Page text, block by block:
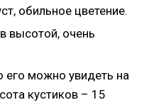
обильное цветение.
высотой, очень
можно увидеть на
кустиков – 15